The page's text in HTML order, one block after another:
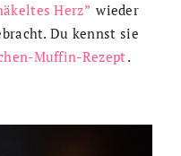
Herz” wieder
Du kennst sie
Muffin-Rezept.